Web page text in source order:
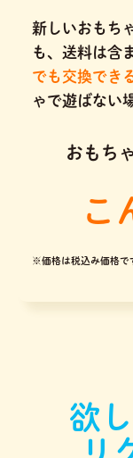
新しいおもち
も、送料は含
でも交換でき
ゃで遊ばない
おもち
こ
※価格は税込み価格で
欲
リ